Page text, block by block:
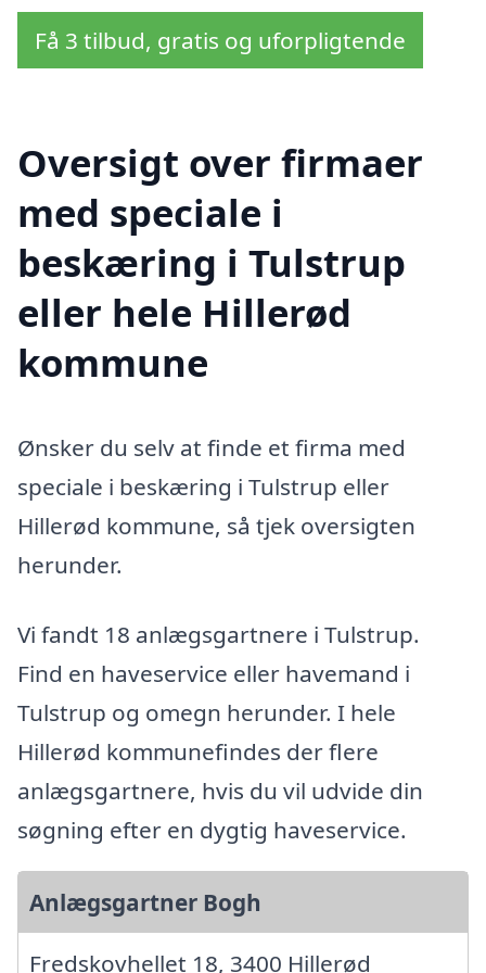
Få 3 tilbud, gratis og uforpligtende
Oversigt over firmaer
med speciale i
beskæring i Tulstrup
eller hele Hillerød
kommune
Ønsker du selv at finde et firma med
speciale i beskæring i Tulstrup eller
Hillerød kommune, så tjek oversigten
herunder.
Vi fandt 18 anlægsgartnere i Tulstrup.
Find en haveservice eller havemand i
Tulstrup og omegn herunder. I hele
Hillerød kommunefindes der flere
anlægsgartnere, hvis du vil udvide din
søgning efter en dygtig haveservice.
Anlægsgartner Bogh
Fredskovhellet 18, 3400 Hillerød